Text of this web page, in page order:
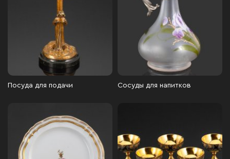
Посуда для подачи Сосуды для напитков